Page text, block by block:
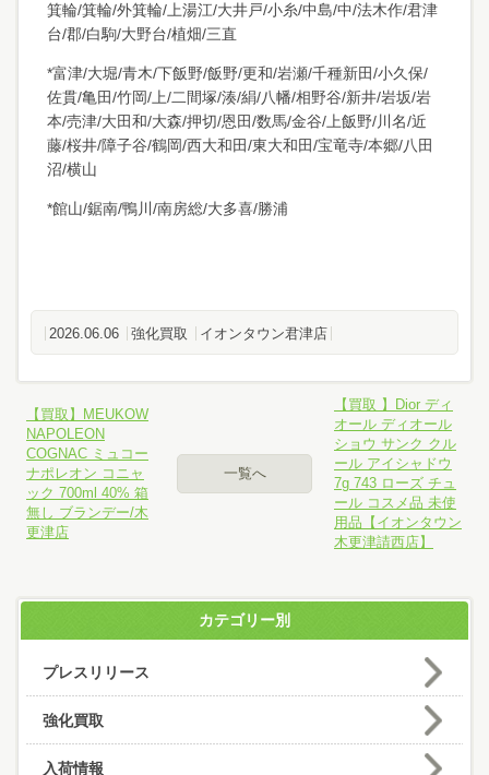
箕輪/箕輪/外箕輪/上湯江/大井戸/小糸/中島/中/法木作/君津
台/郡/白駒/大野台/植畑/三直
*富津/大堀/青木/下飯野/飯野/更和/岩瀬/千種新田/小久保/
佐貫/亀田/竹岡/上/二間塚/湊/絹/八幡/相野谷/新井/岩坂/岩
本/売津/大田和/大森/押切/恩田/数馬/金谷/上飯野/川名/近
藤/桜井/障子谷/鶴岡/西大和田/東大和田/宝竜寺/本郷/八田
沼/横山
*館山/鋸南/鴨川/南房総/大多喜/勝浦
2026.06.06 強化買取 イオンタウン君津店
【買取】MEUKOW
NAPOLEON
COGNAC ミュコー
ナポレオン コニャ
ック 700ml 40% 箱
無し ブランデー/木
更津店
一覧へ
【買取 】Dior ディ
オール ディオール
ショウ サンク クル
ール アイシャドウ
7g 743 ローズ チュ
ール コスメ品 未使
用品【イオンタウン
木更津請西店】
カテゴリー別
プレスリリース
強化買取
入荷情報